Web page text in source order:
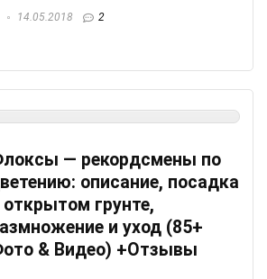
14.05.2018 2
— рекордсмены по
описание, посадка
открытом грунте,
и уход (85+
& Видео) +Отзывы